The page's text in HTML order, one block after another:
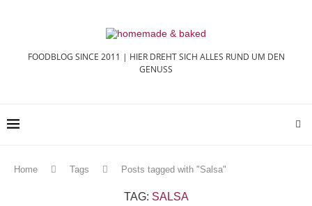
FOODBLOG SINCE 2011 | HIER DREHT SICH ALLES RUND UM DEN
GENUSS
Home Tags Posts tagged with "Salsa"
TAG: SALSA